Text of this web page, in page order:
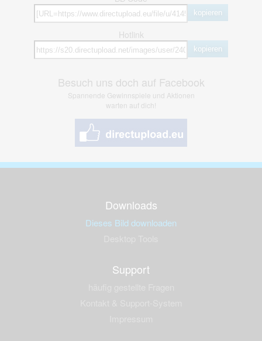
kopieren
Hotlink
kopieren
Besuch uns doch auf Facebook
Spannende Gewinnspiele und Aktionen
warten auf dich!
Downloads
Dieses Bild downloaden
Support